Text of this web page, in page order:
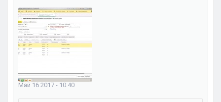
Май 16 2017 - 10:40